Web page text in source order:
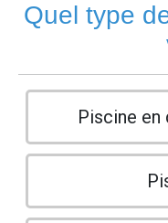
Quel type
Piscine en